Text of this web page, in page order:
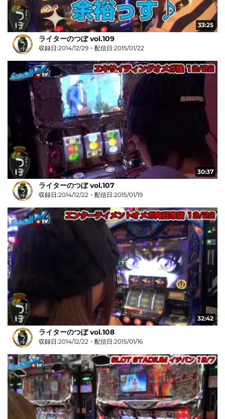
33:25
ライターのつぼ vol.109
収録日:2014/12/29・配信日:2015/01/22
30:37
ライターのつぼ vol.107
収録日:2014/12/22・配信日:2015/01/19
32:42
ライターのつぼ vol.108
収録日:2014/12/22・配信日:2015/01/16